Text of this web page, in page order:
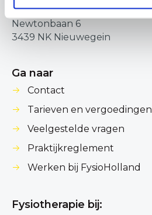
FysioHolland Servicekantoor
Newtonbaan 6
3439 NK Nieuwegein
Ga naar
Contact
Tarieven en vergoedingen
Veelgestelde vragen
Praktijkreglement
Werken bij FysioHolland
Fysiotherapie bij: